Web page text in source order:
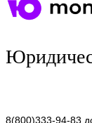
8(800)333-94-83